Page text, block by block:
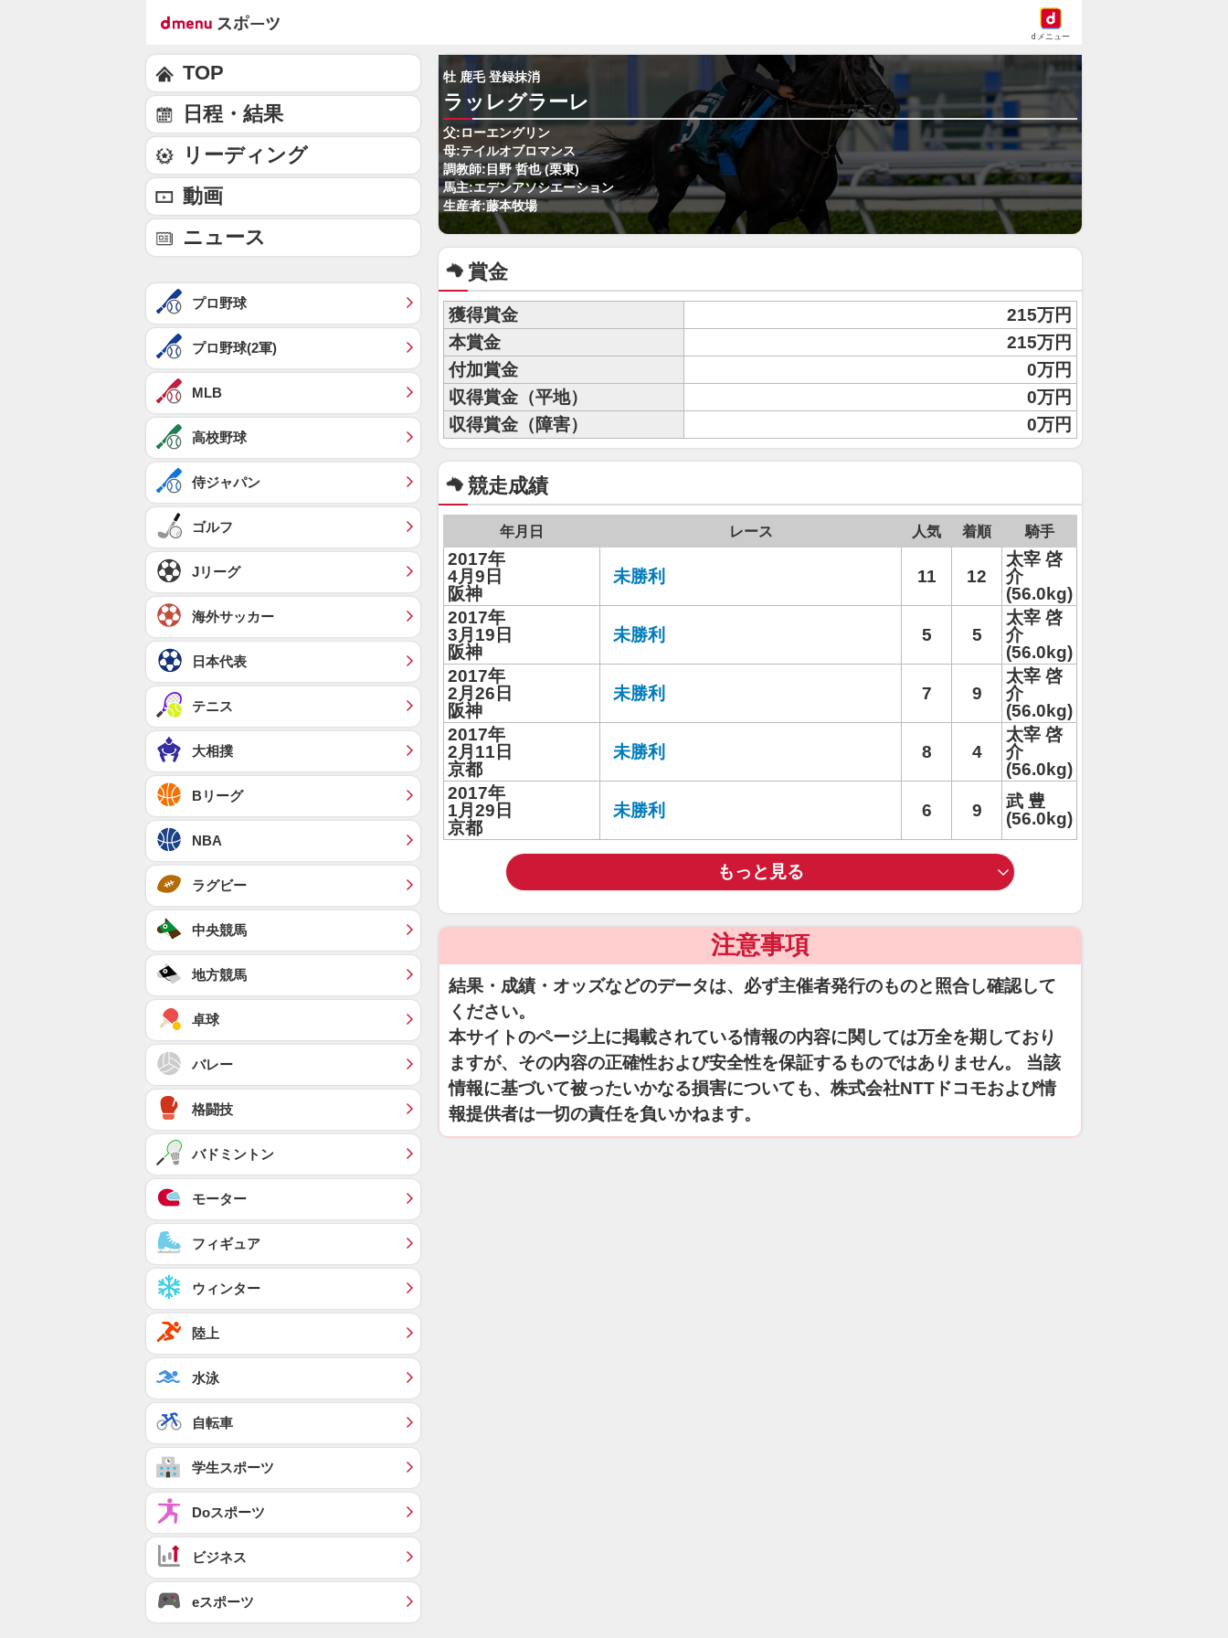
dメニュー
牡 鹿毛 登録抹消
ラッレグラーレ
父:ローエングリン
母:テイルオブロマンス
調教師:目野 哲也 (栗東)
馬主:エデンアソシエーション
生産者:藤本牧場
賞金
獲得賞金
215万円
本賞金
215万円
付加賞金
0万円
収得賞金（平地）
0万円
収得賞金（障害）
0万円
競走成績
年月日 レース 人気 着順 騎手
2017年
4月9日
阪神
未勝利 11 12
太宰 啓
介
(56.0kg)
2017年
3月19日
阪神
未勝利 5 5
太宰 啓
介
(56.0kg)
2017年
2月26日
阪神
未勝利 7 9
太宰 啓
介
(56.0kg)
2017年
2月11日
京都
未勝利 8 4
太宰 啓
介
(56.0kg)
2017年
1月29日
京都
未勝利 6 9
武 豊
(56.0kg)
もっと見る
注意事項
結果・成績・オッズなどのデータは、必ず主催者発行のものと照合し確認して
ください。
本サイトのページ上に掲載されている情報の内容に関しては万全を期しており
ますが、その内容の正確性および安全性を保証するものではありません。 当該
情報に基づいて被ったいかなる損害についても、株式会社NTTドコモおよび情
報提供者は一切の責任を負いかねます。
TOP
日程・結果
リーディング
動画
ニュース
プロ野球
プロ野球(2軍)
MLB
高校野球
侍ジャパン
ゴルフ
Jリーグ
海外サッカー
日本代表
テニス
大相撲
Bリーグ
NBA
ラグビー
中央競馬
地方競馬
卓球
バレー
格闘技
バドミントン
モーター
フィギュア
ウィンター
陸上
水泳
自転車
学生スポーツ
Doスポーツ
ビジネス
eスポーツ